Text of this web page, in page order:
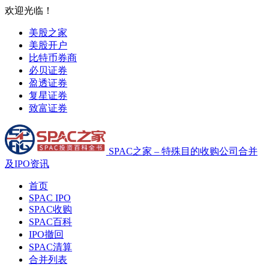
欢迎光临！
美股之家
美股开户
比特币券商
必贝证券
盈透证券
复星证券
致富证券
SPAC之家 – 特殊目的收购公司合并
及IPO资讯
首页
SPAC IPO
SPAC收购
SPAC百科
IPO撤回
SPAC清算
合并列表